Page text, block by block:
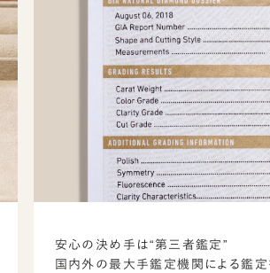
安心の決め手は“第三者鑑定”
国内外の最大手鑑定機関による鑑